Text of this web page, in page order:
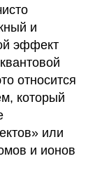
и
эффект
относится
который
или
и ионов